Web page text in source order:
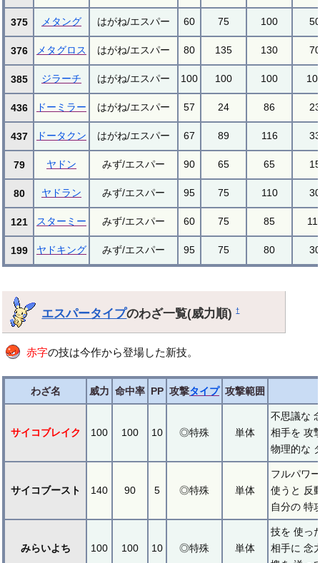
375 メタング はがね/エスパー 60 75 100 50
376 メタグロス はがね/エスパー 80 135 130 70
385 ジラーチ はがね/エスパー 100 100 100
436 ドーミラー はがね/エスパー 57 24 86 23
437 ドータクン はがね/エスパー 67 89 116 33
79 ヤドン みず/エスパー 90 65 65 15
80 ヤドラン みず/エスパー 95 75 110 30
121 スターミー みず/エスパー 60 75 85
199 ヤドキング みず/エスパー 95 75 80 30
エスパータイプのわざ一覧(威力順)†
赤字の技は今作から登場した新技。
わざ名 威力 命中率 PP 攻撃タイプ 攻撃範囲
サイコブレイク 100 100 10 ◎特殊 単体
不思議な
相手を 攻
物理的な
サイコブースト 140 90 5 ◎特殊 単体
フルパワ
使うと 反
自分の 特
みらいよち 100 100 10 ◎特殊 単体
技を 使っ
相手に 念